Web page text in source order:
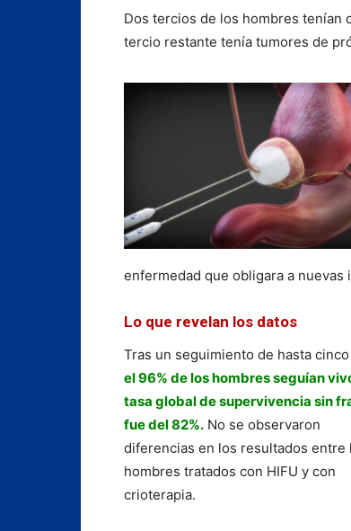
Dos tercios de los hombres tenían
tercio restante tenía tumores de
enfermedad que obligara a nuevas
Lo que revelan los datos
Tras un seguimiento de hasta cinco
el 96% de los hombres seguían
tasa global de supervivencia sin
fue del 82%. No se observaron
diferencias en los resultados entre
hombres tratados con HIFU y con
crioterapia.